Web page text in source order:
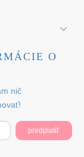
O
nič
predplatiť